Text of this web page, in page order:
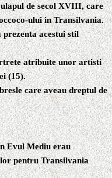
de secol XVIII, care
ului in Transilvania.
acestui stil
atribuite unor artisti
(15).
care aveau dreptul de
Evul Mediu erau
pentru Transilvania